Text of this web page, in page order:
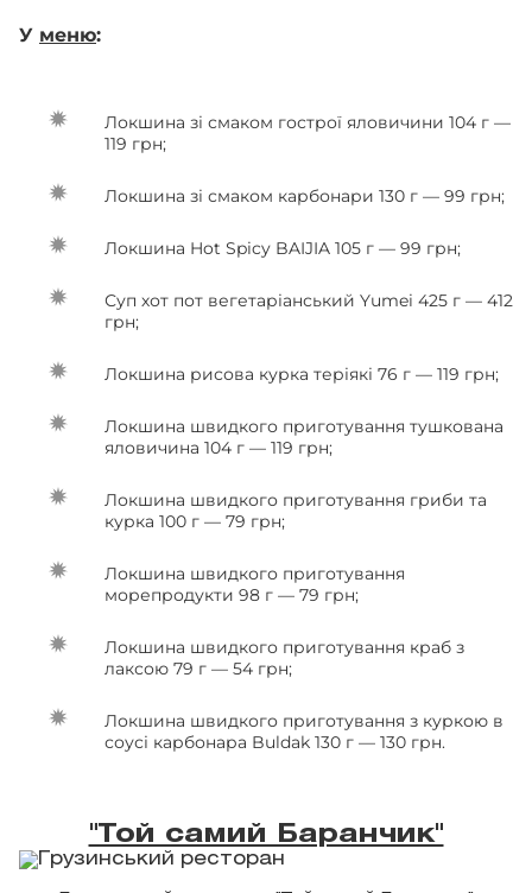
У меню:
Локшина зі смаком гострої яловичини 104 г —
119 грн;
Локшина зі смаком карбонари 130 г — 99 грн;
Локшина Hot Spicy BAIJIA 105 г — 99 грн;
Суп хот пот вегетаріанський Yumei 425 г — 412
грн;
Локшина рисова курка теріякі 76 г — 119 грн;
Локшина швидкого приготування тушкована
яловичина 104 г — 119 грн;
Локшина швидкого приготування гриби та
курка 100 г — 79 грн;
Локшина швидкого приготування
морепродукти 98 г — 79 грн;
Локшина швидкого приготування краб з
лаксою 79 г — 54 грн;
Локшина швидкого приготування з куркою в
соусі карбонара Buldak 130 г — 130 грн.
"Той самий Баранчик"